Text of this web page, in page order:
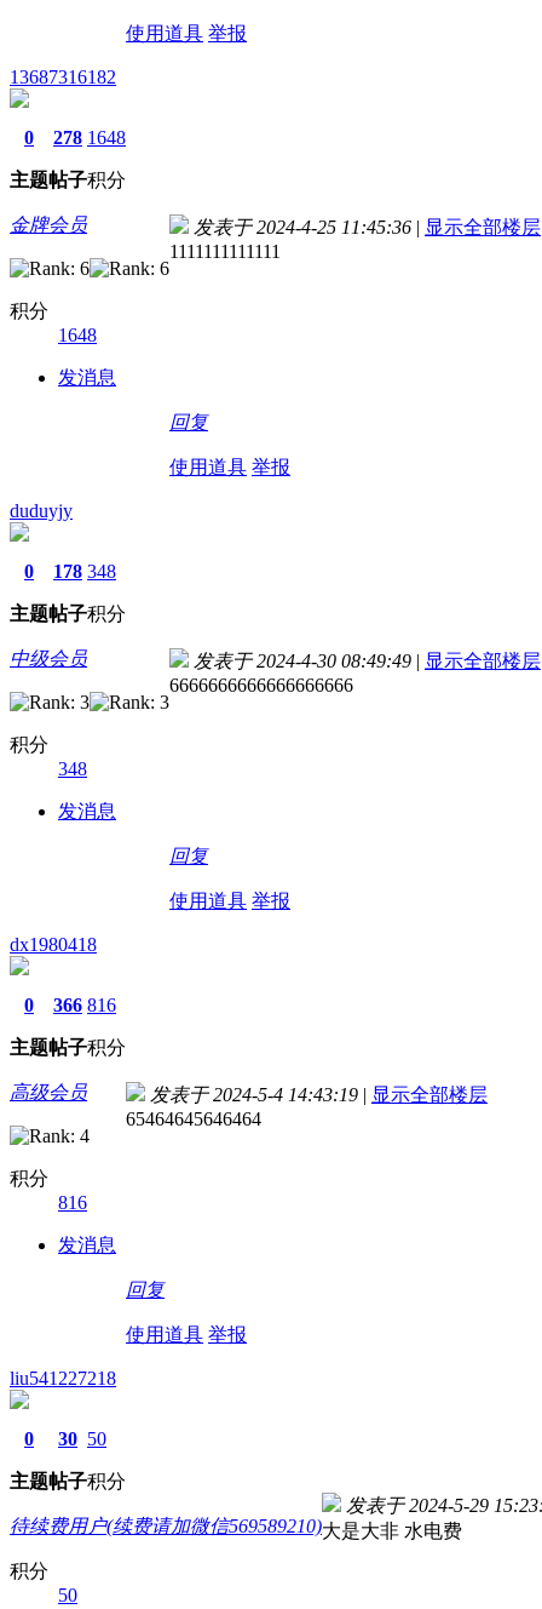
使用道具 举报
13687316182
0
主题
278
帖子
1648
积分
金牌会员
积分
1648
发消息
发表于 2024-4-25 11:45:36 | 显示全部楼层
1111111111111
回复
使用道具 举报
duduyjy
0
主题
178
帖子
348
积分
中级会员
积分
348
发消息
发表于 2024-4-30 08:49:49 | 显示全部楼层
6666666666666666666
回复
使用道具 举报
dx1980418
0
主题
366
帖子
816
积分
高级会员
积分
816
发消息
发表于 2024-5-4 14:43:19 | 显示全部楼层
65464645646464
回复
使用道具 举报
liu541227218
0
主题
30
帖子
50
积分
待续费用户(续费请加微信569589210)
积分
50
发表于 2024-5-29
大是大非 水电费